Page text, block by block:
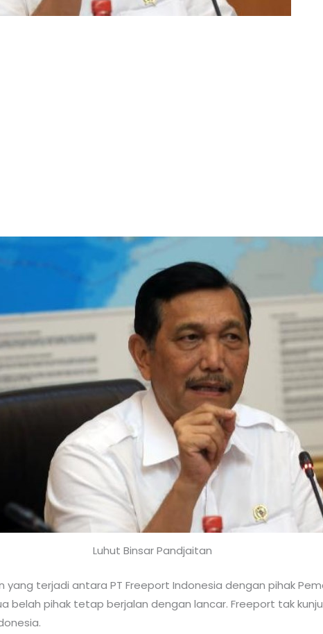
Luhut Binsar Pandjaitan
yang terjadi antara PT Freeport Indonesia dengan pihak
belah pihak tetap berjalan dengan lancar. Freeport tak